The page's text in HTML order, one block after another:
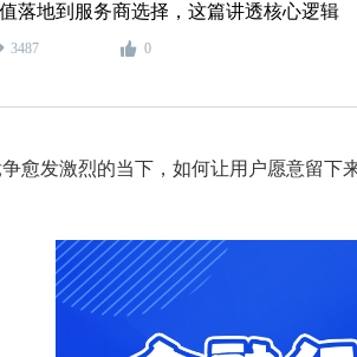
落地到服务商选择，这篇讲透核心逻辑
3487 0
愈发激烈的当下，如何让用户愿意留下